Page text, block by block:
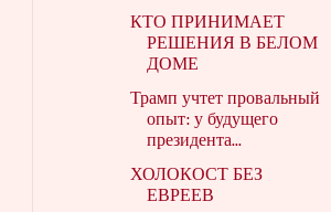
КТО ПРИНИМАЕТ
РЕШЕНИЯ В БЕЛОМ
ДОМЕ
Трамп учтет провальный
опыт: у будущего
президента...
ХОЛОКОСТ БЕЗ
ЕВРЕЕВ